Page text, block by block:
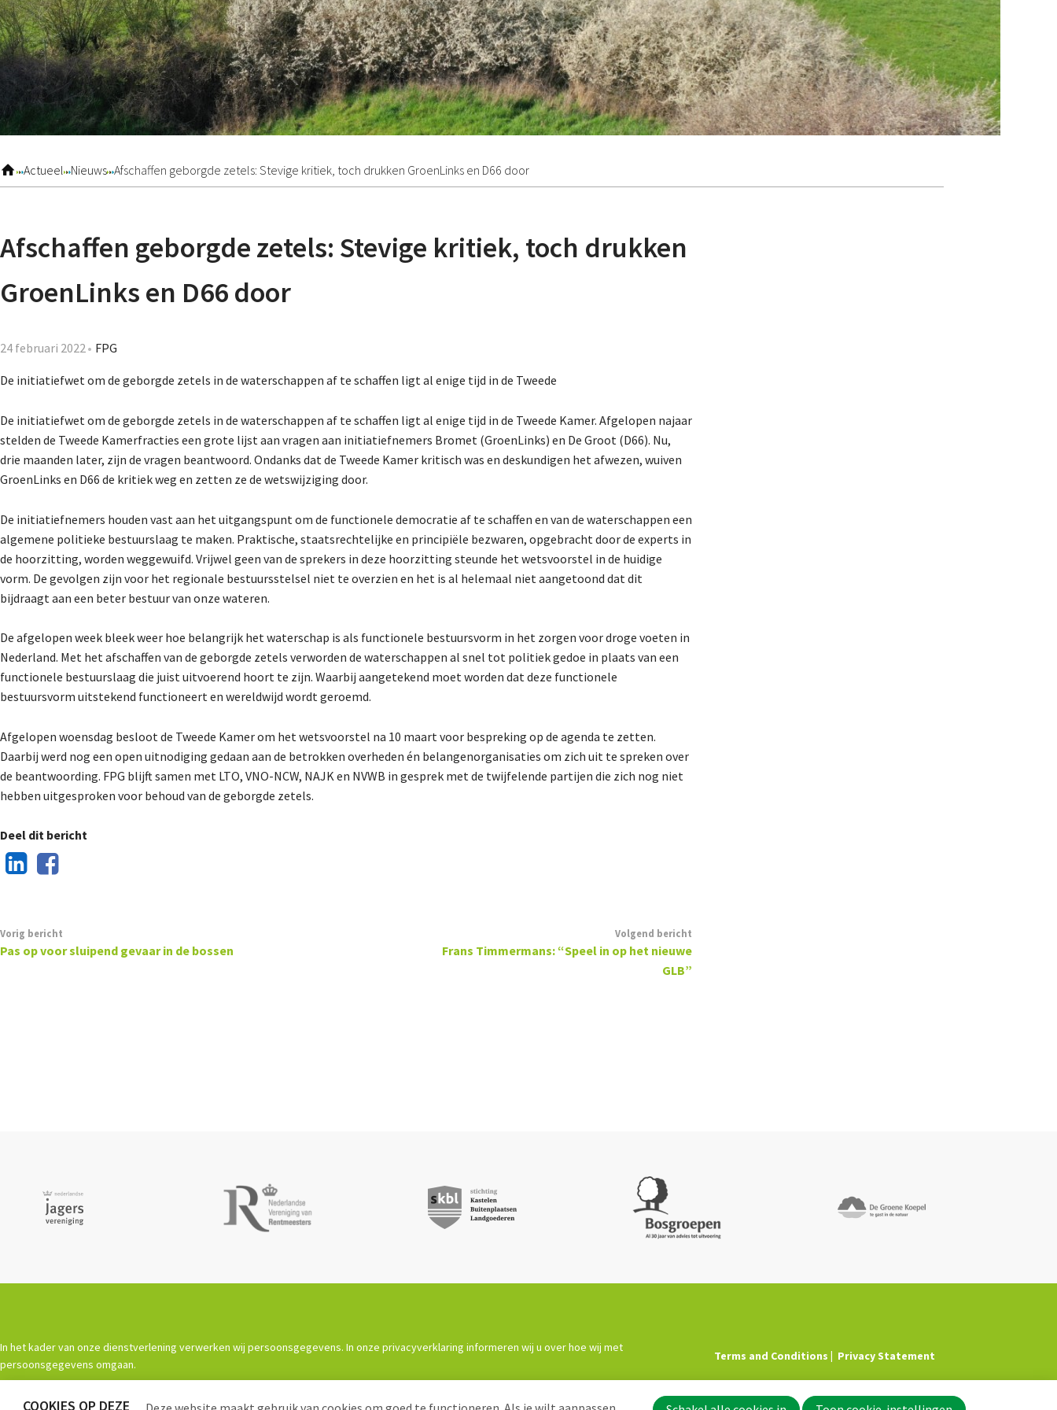
Actueel Nieuws Afschaffen geborgde zetels: Stevige kritiek, toch drukken GroenLinks en D66 door
Afschaffen geborgde zetels: Stevige kritiek, toch drukken
GroenLinks en D66 door
24 februari 2022 FPG
De initiatiefwet om de geborgde zetels in de waterschappen af te schaffen ligt al enige tijd in de Tweede
De initiatiefwet om de geborgde zetels in de waterschappen af te schaffen ligt al enige tijd in de Tweede Kamer. Afgelopen najaar
stelden de Tweede Kamerfracties een grote lijst aan vragen aan initiatiefnemers Bromet (GroenLinks) en De Groot (D66). Nu,
drie maanden later, zijn de vragen beantwoord. Ondanks dat de Tweede Kamer kritisch was en deskundigen het afwezen, wuiven
GroenLinks en D66 de kritiek weg en zetten ze de wetswijziging door.
De initiatiefnemers houden vast aan het uitgangspunt om de functionele democratie af te schaffen en van de waterschappen een
algemene politieke bestuurslaag te maken. Praktische, staatsrechtelijke en principiële bezwaren, opgebracht door de experts in
de hoorzitting, worden weggewuifd. Vrijwel geen van de sprekers in deze hoorzitting steunde het wetsvoorstel in de huidige
vorm. De gevolgen zijn voor het regionale bestuursstelsel niet te overzien en het is al helemaal niet aangetoond dat dit
bijdraagt aan een beter bestuur van onze wateren.
De afgelopen week bleek weer hoe belangrijk het waterschap is als functionele bestuursvorm in het zorgen voor droge voeten in
Nederland. Met het afschaffen van de geborgde zetels verworden de waterschappen al snel tot politiek gedoe in plaats van een
functionele bestuurslaag die juist uitvoerend hoort te zijn. Waarbij aangetekend moet worden dat deze functionele
bestuursvorm uitstekend functioneert en wereldwijd wordt geroemd.
Afgelopen woensdag besloot de Tweede Kamer om het wetsvoorstel na 10 maart voor bespreking op de agenda te zetten.
Daarbij werd nog een open uitnodiging gedaan aan de betrokken overheden én belangenorganisaties om zich uit te spreken over
de beantwoording. FPG blijft samen met LTO, VNO-NCW, NAJK en NVWB in gesprek met de twijfelende partijen die zich nog niet
hebben uitgesproken voor behoud van de geborgde zetels.
Deel dit bericht
Vorig bericht
Pas op voor sluipend gevaar in de bossen
Volgend bericht
Frans Timmermans: “Speel in op het nieuwe
GLB”
In het kader van onze dienstverlening verwerken wij persoonsgegevens. In onze privacyverklaring informeren wij u over hoe wij met
persoonsgegevens omgaan.
Terms and Conditions Privacy Statement
Powered by Procurios
Agenda
Nieuwsbrief
De FPG
COOKIES OP DEZE